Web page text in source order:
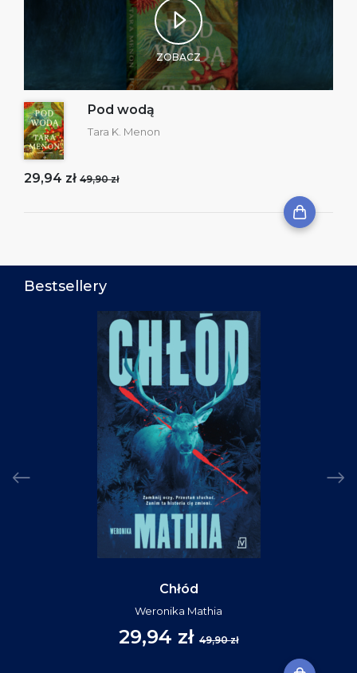
ZOBACZ
Pod wodą
Tara K. Menon
29,94 zł 49,90 zł
Bestsellery
Chłód
Weronika Mathia
29,94 zł 49,90 zł